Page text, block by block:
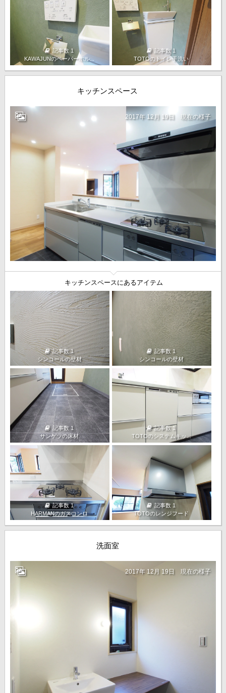
記事数 1
KAWAJUNのペーパーホル...
記事数 1
TOTOのトイレ手洗い
キッチンスペース
2017年 12月 19日 現在の様子
キッチンスペースにあるアイテム
記事数 1
シンコールの壁材
記事数 1
シンコールの壁材
記事数 1
サンゲツの床材
記事数 1
TOTOのシステムキッ...
記事数 1
HARMANのガスコンロ
記事数 1
TOTOのレンジフード
洗面室
2017年 12月 19日 現在の様子